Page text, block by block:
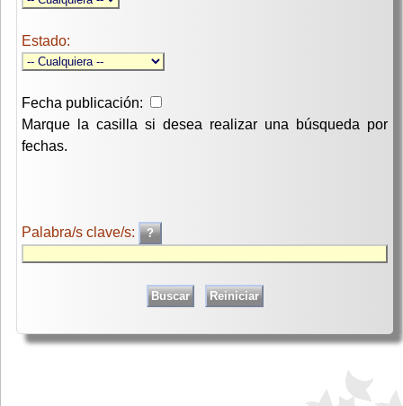
Estado:
Fecha publicación:
Marque la casilla si desea realizar una búsqueda por
fechas.
Palabra/s clave/s: